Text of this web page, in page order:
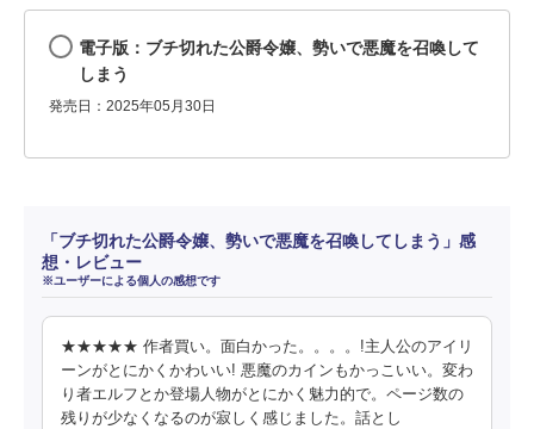
電子版：ブチ切れた公爵令嬢、勢いで悪魔を召喚して
しまう
発売日：2025年05月30日
「ブチ切れた公爵令嬢、勢いで悪魔を召喚してしまう」感
想・レビュー
※ユーザーによる個人の感想です
★★★★★ 作者買い。面白かった。。。。!主人公のアイリ
ーンがとにかくかわいい! 悪魔のカインもかっこいい。変わ
り者エルフとか登場人物がとにかく魅力的で。ページ数の
残りが少なくなるのが寂しく感じました。話とし